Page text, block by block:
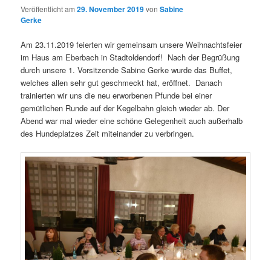
Veröffentlicht am29. November 2019vonSabine
Gerke
Am 23.11.2019 feierten wir gemeinsam unsere Weihnachtsfeier
im Haus am Eberbach in Stadtoldendorf! Nach der Begrüßung
durch unsere 1. Vorsitzende Sabine Gerke wurde das Buffet,
welches allen sehr gut geschmeckt hat, eröffnet. Danach
trainierten wir uns die neu erworbenen Pfunde bei einer
gemütlichen Runde auf der Kegelbahn gleich wieder ab. Der
Abend war mal wieder eine schöne Gelegenheit auch außerhalb
des Hundeplatzes Zeit miteinander zu verbringen.